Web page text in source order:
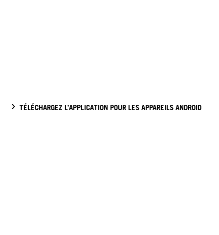
TÉLÉCHARGEZ L’APPLICATION POUR LES APPAREILS ANDROID